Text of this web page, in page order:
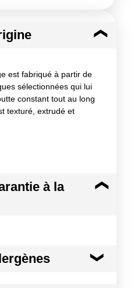
est fabriqué à partir de
sélectionnées qui lui
constant tout au long
texturé, extrudé et
à la